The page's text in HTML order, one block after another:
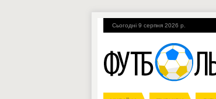
Сьогодні 9 серпня 2026 р.